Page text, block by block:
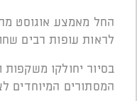
החל מאמצע אוגוסט
לראות עופות רבים
בסיור יחולקו משקפות
המסתורים המיוחדים